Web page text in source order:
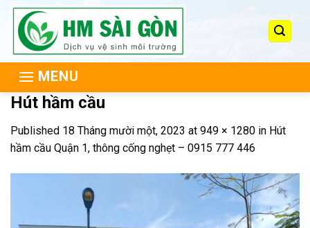
Skip
content
MENU
Hút hầm cầu
Published 18 Tháng mười một, 2023 at 949 × 1280 in Hút
hầm cầu Quận 1, thông cống nghẹt – 0915 777 446